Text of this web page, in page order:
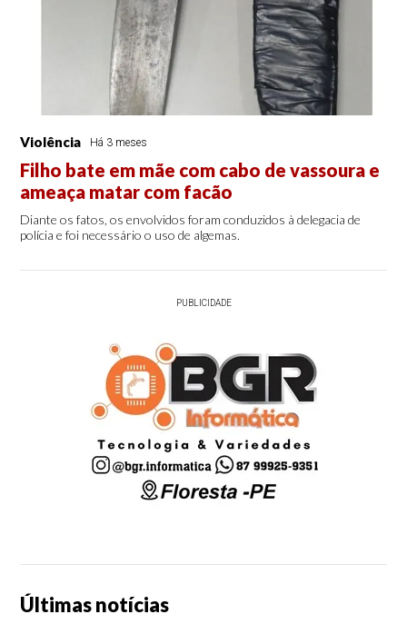
Violência Há 3 meses
Filho bate em mãe com cabo de vassoura e
ameaça matar com facão
Diante os fatos, os envolvidos foram conduzidos à delegacia de
polícia e foi necessário o uso de algemas.
PUBLICIDADE
Últimas notícias